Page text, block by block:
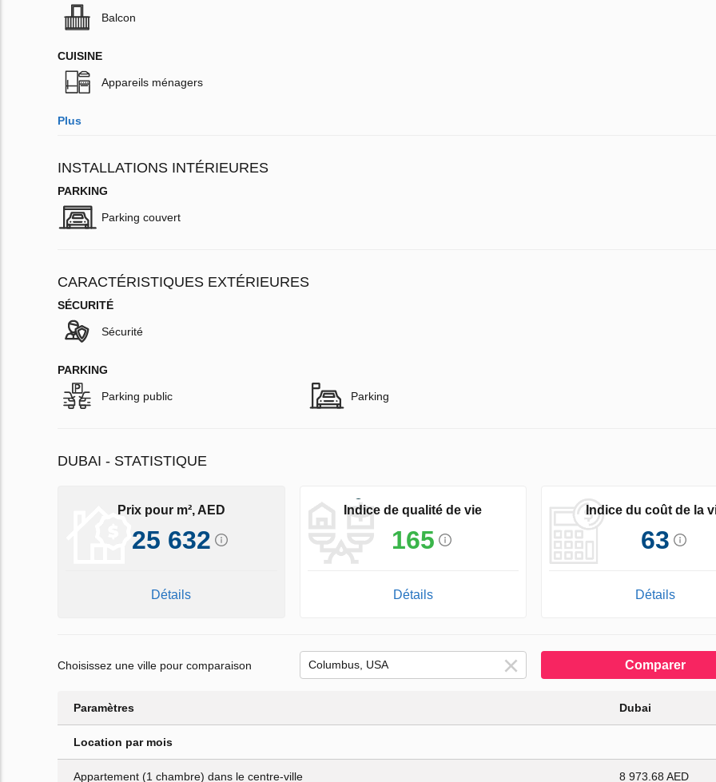
Balcon
CUISINE
Appareils ménagers
Plus
INSTALLATIONS INTÉRIEURES
PARKING
Parking couvert
CARACTÉRISTIQUES EXTÉRIEURES
SÉCURITÉ
Sécurité
PARKING
Parking public Parking
DUBAI - STATISTIQUE
Prix pour m², AED
25 632
Détails
Indice de qualité de vie
165
Détails
Indice du coût de la
63
Détails
Choisissez une ville pour comparaison Comparer
Paramètres Dubai
Location par mois
Appartement (1 chambre) dans le centre-ville 8 973.68 AED